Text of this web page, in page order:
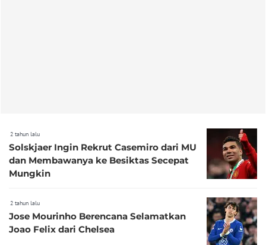
2 tahun lalu
Solskjaer Ingin Rekrut Casemiro dari MU
dan Membawanya ke Besiktas Secepat
Mungkin
2 tahun lalu
Jose Mourinho Berencana Selamatkan
Joao Felix dari Chelsea